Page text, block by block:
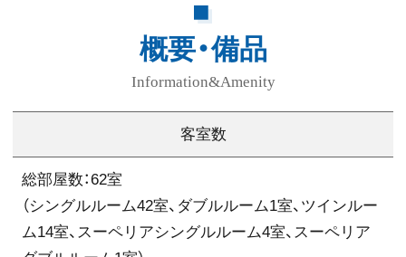
概要・備品
Information&Amenity
客室数
総部屋数：62室
（シングルルーム42室、ダブルルーム1室、ツインルー
ム14室、スーペリアシングルルーム4室、スーペリア